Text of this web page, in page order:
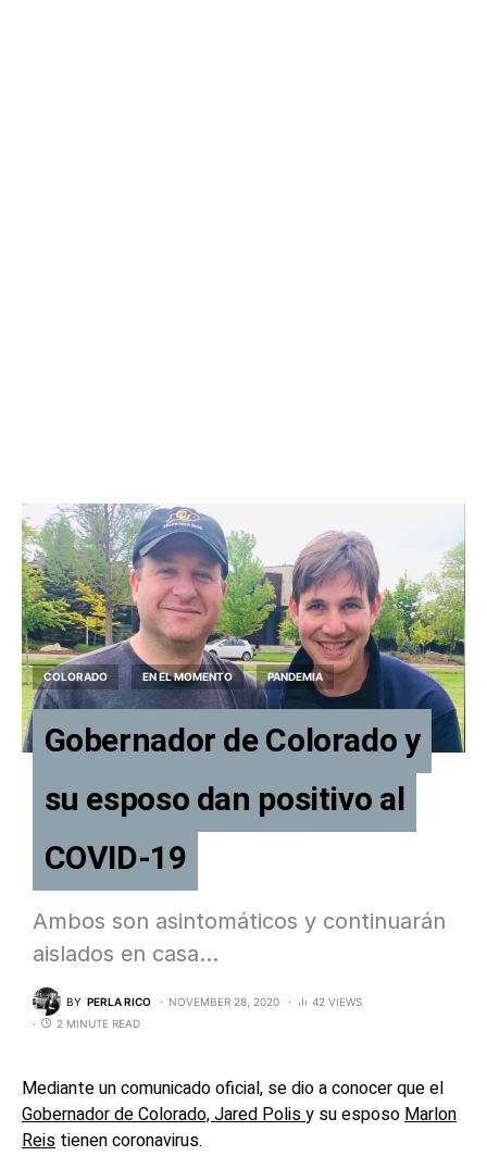
COLORADO EN EL MOMENTO PANDEMIA
Gobernador de Colorado y
su esposo dan positivo al
COVID-19
Ambos son asintomáticos y continuarán
aislados en casa…
BY PERLA RICO NOVEMBER 28, 2020
42 VIEWS
2 MINUTE READ
Mediante un comunicado oficial, se dio a conocer que el
Gobernador de Colorado, Jared Polisy su esposoMarlon
Reis tienen coronavirus.